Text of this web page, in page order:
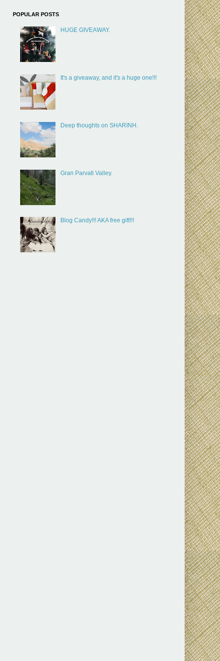
POPULAR POSTS
HUGE GIVEAWAY.
It's a giveaway, and it's a huge one!!!
Deep thoughts on SHARINH.
Gran Parvati Valley.
Blog Candy!!! AKA free gift!!!